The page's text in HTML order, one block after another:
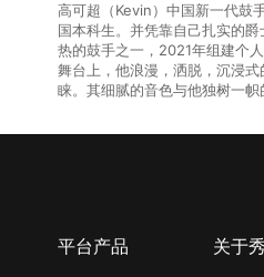
高可超（Kevin）中国新一代鼓
国本科生。并凭靠自己扎实的
热的鼓手之一，2021年组建个
舞台上，他浪漫，洒脱，沉浸
睐。其细腻的音色与他独树一帜
平台产品 关于